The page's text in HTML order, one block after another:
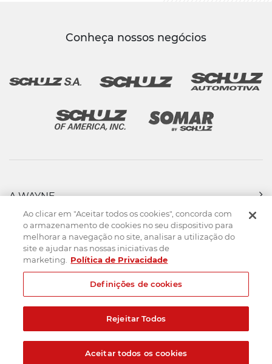
Conheça nossos negócios
A WAYNE
PRODUTOS
FORÇA DE VENDAS
ASSISTÊNCIA TÉCNICA
DOWNLOADS
CONTATO
Mapa do Site Termos de uso Política de privacidade
Created by
Ao clicar em "Aceitar todos os cookies", concorda com
o armazenamento de cookies no seu dispositivo para
melhorar a navegação no site, analisar a utilização do
site e ajudar nas nossas iniciativas de
marketing.
Política de Privacidade
Definições de cookies
Rejeitar Todos
Aceitar todos os cookies